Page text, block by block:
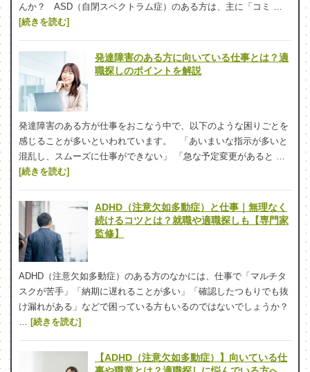
んか？ ASD（自閉スペクトラム症）のある方は、主に「コミ …
[続きを読む]
発達障害のある方に向いている仕事とは？適
職探しのポイントを解説
発達障害のある方が仕事をおこなう中で、以下のような困りごとを
感じることが多いといわれています。 「あいまいな指示が多いと
混乱し、スムーズに仕事ができない」 「急な予定変更があると …
[続きを読む]
ADHD（注意欠如多動症）と仕事｜無理なく
続けるコツとは？就職や適職探しも【専門家
監修】
ADHD（注意欠如多動症）のある方のなかには、仕事で「マルチタ
スクが苦手」「納期に遅れることが多い」「確認したつもりでも抜
け漏れがある」などで困っている方もいるのではないでしょうか？
… [続きを読む]
【ADHD（注意欠如多動症）】向いている仕